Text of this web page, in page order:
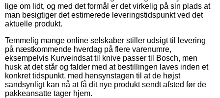
lige om lidt, og med det formål er det virkelig på sin plads at
man besigtiger det estimerede leveringstidspunkt ved det
aktuelle produkt.
Temmelig mange online selskaber stiller udsigt til levering
på næstkommende hverdag på flere varenumre,
eksempelvis Kurveindsat til knive passer til Bosch, men
husk at det står og falder med at bestillingen laves inden et
konkret tidspunkt, med hensynstagen til at de højst
sandsynligt kan nå at få dit nye produkt sendt afsted før de
pakkeansatte tager hjem.